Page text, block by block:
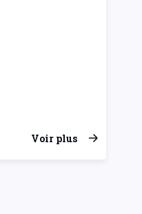
Voir plus